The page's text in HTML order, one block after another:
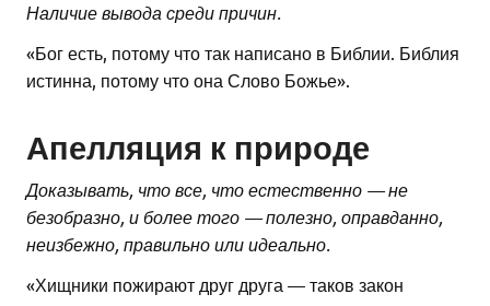
Наличие вывода среди причин.
«Бог есть, потому что так написано в Библии. Библия
истинна, потому что она Слово Божье».
Апелляция к природе
Доказывать, что все, что естественно — не
безобразно, и более того — полезно, оправданно,
неизбежно, правильно или идеально.
«Хищники пожирают друг друга — таков закон